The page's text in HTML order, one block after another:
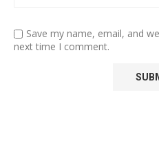
Save my name, email, and
next time I comment.